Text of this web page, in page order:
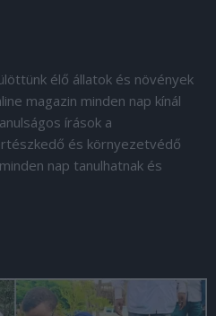
élő állatok és növények
magazin minden nap kínál
írások a
és környezetvédő
nap tanulhatnak és